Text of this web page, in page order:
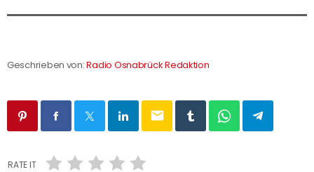
Geschrieben von:Radio Osnabrück Redaktion
email
RATE IT